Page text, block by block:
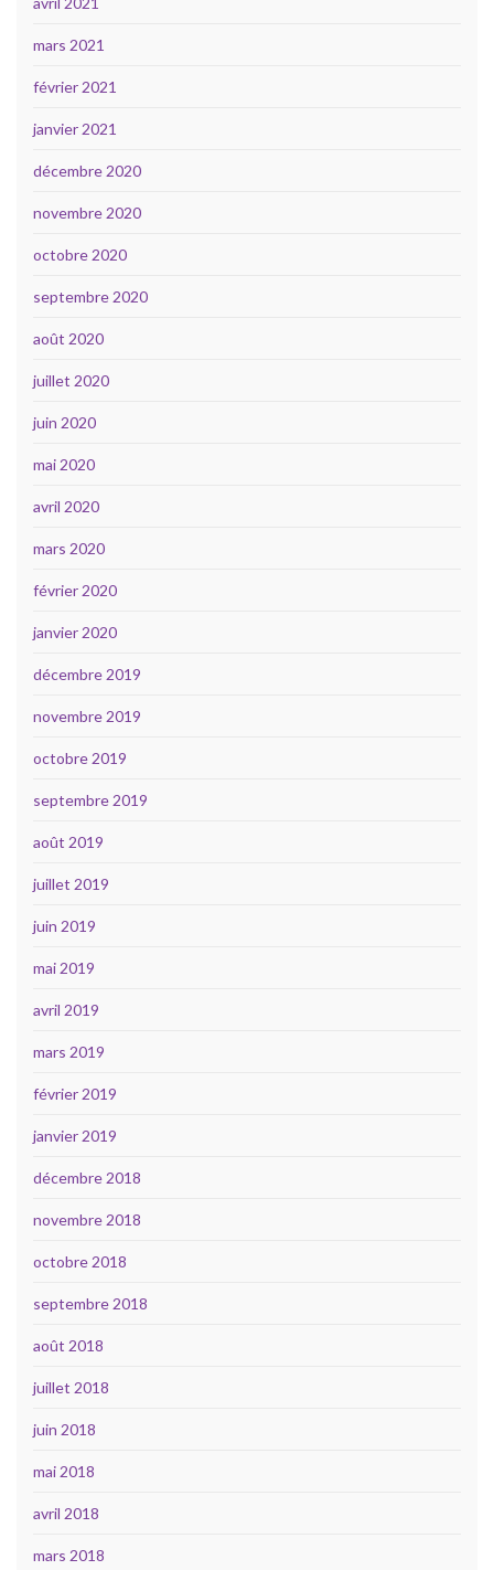
mars 2021
février 2021
janvier 2021
décembre 2020
novembre 2020
octobre 2020
septembre 2020
août 2020
juillet 2020
juin 2020
mai 2020
avril 2020
mars 2020
février 2020
janvier 2020
décembre 2019
novembre 2019
octobre 2019
septembre 2019
août 2019
juillet 2019
juin 2019
mai 2019
avril 2019
mars 2019
février 2019
janvier 2019
décembre 2018
novembre 2018
octobre 2018
septembre 2018
août 2018
juillet 2018
juin 2018
mai 2018
avril 2018
mars 2018